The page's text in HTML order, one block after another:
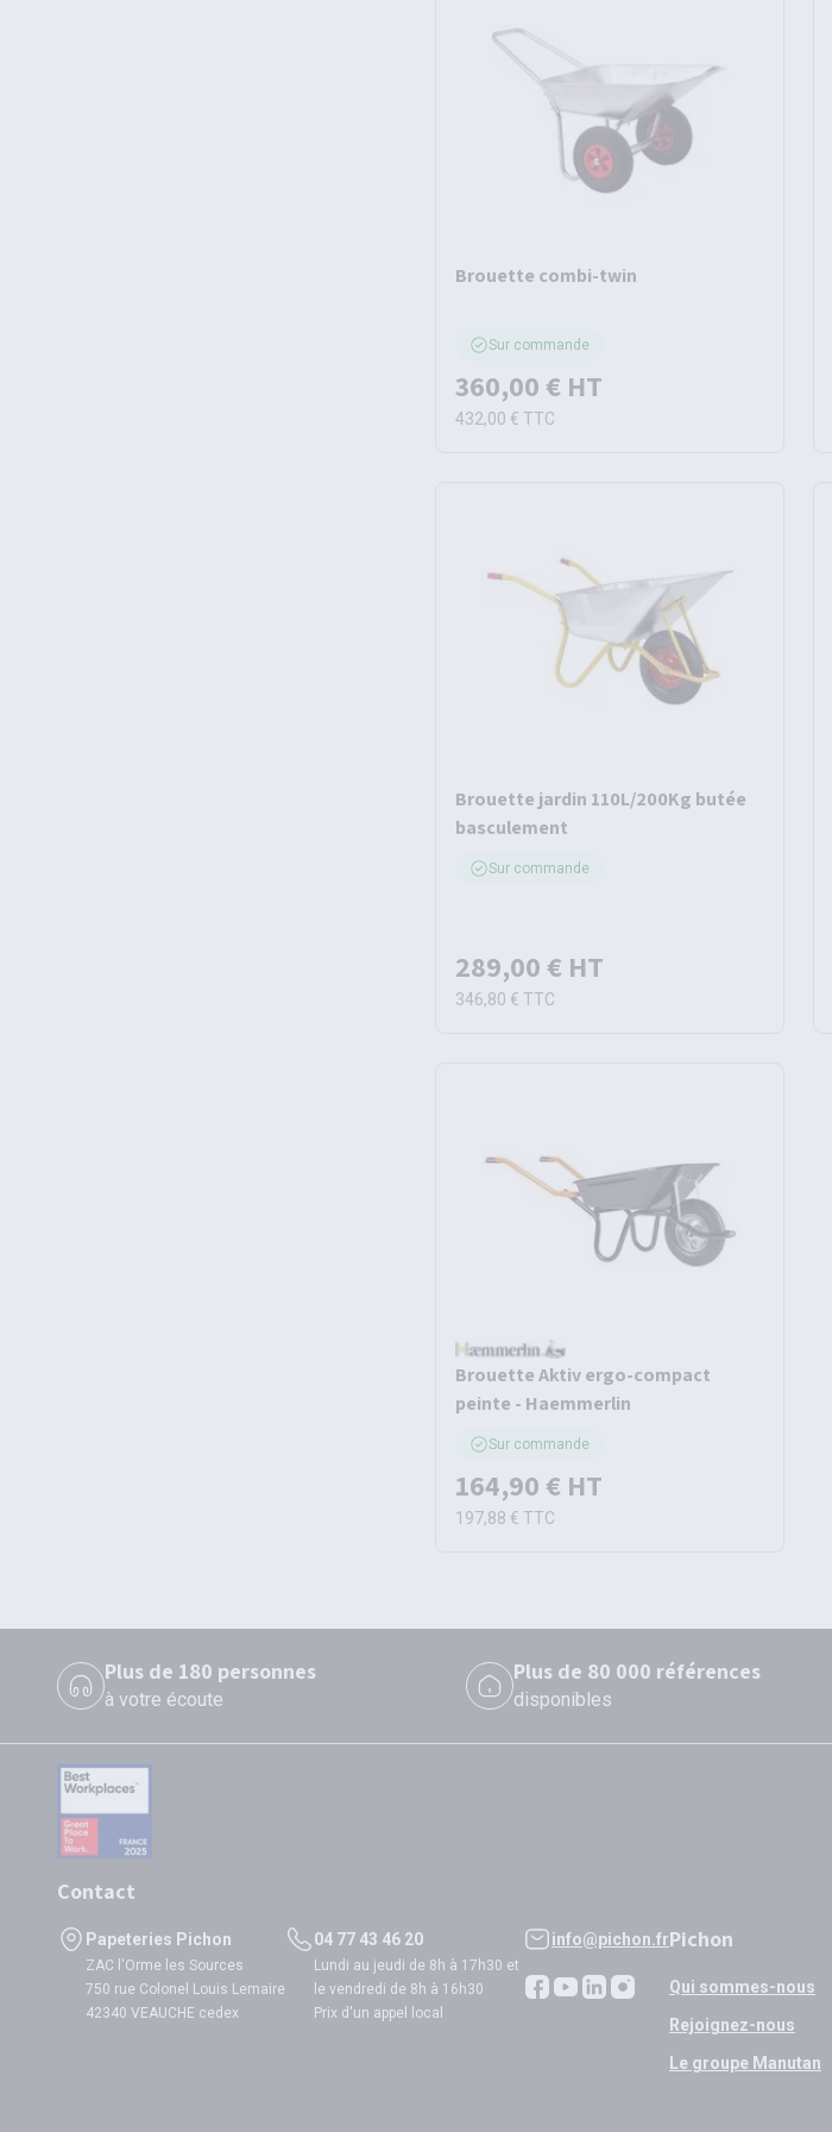
Brouette combi-twin
Sur commande
360,00 € HT
432,00 € TTC
Brouette jardin 110L/200Kg butée
basculement
Sur commande
289,00 € HT
346,80 € TTC
Brouette Aktiv ergo-compact
peinte - Haemmerlin
Sur commande
164,90 € HT
197,88 € TTC
Plus de 180 personnes
à votre écoute
Plus de 80 000 références
disponibles
Contact
Papeteries Pichon
ZAC l'Orme les Sources
750 rue Colonel Louis Lemaire
42340 VEAUCHE cedex
04 77 43 46 20
Lundi au jeudi de 8h à 17h30 et
le vendredi de 8h à 16h30
Prix d'un appel local
info@pichon.frPichon
Qui sommes-nous
Rejoignez-nous
Le groupe Manutan